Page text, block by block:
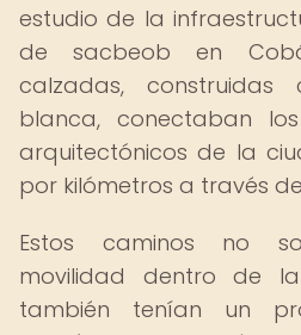
estudio de la
de sacbeob en
calzadas,
blanca, conectaban
arquitectónicos de la
por kilómetros a través
Estos caminos no
movilidad dentro de
también tenían un